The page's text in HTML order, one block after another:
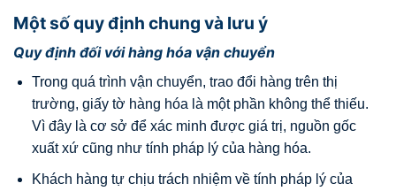
Một số quy định chung và lưu ý
Quy định đối với hàng hóa vận chuyển
Trong quá trình vận chuyển, trao đổi hàng trên thị
trường, giấy tờ hàng hóa là một phần không thể thiếu.
Vì đây là cơ sở để xác minh được giá trị, nguồn gốc
xuất xứ cũng như tính pháp lý của hàng hóa.
Khách hàng tự chịu trách nhiệm về tính pháp lý của